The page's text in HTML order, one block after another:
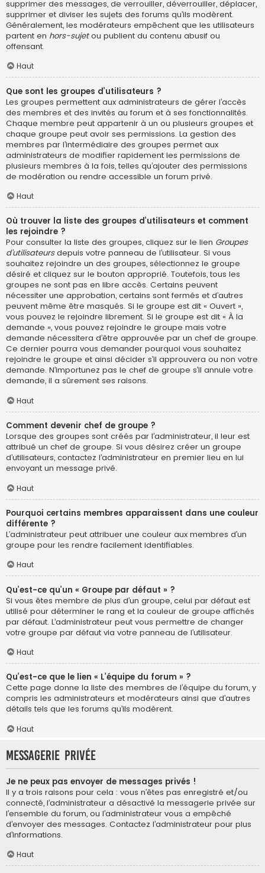
supprimer des messages, de verrouiller, déverrouiller, déplacer,
supprimer et diviser les sujets des forums qu’ils modèrent.
Généralement, les modérateurs empêchent que les utilisateurs
partent en hors-sujetou publient du contenu abusif ou
offensant.
Haut
Que sont les groupes d’utilisateurs ?
Les groupes permettent aux administrateurs de gérer l’accès
des membres et des invités au forum et à ses fonctionnalités.
Chaque membre peut appartenir à un ou plusieurs groupes et
chaque groupe peut avoir ses permissions. La gestion des
membres par l’intermédiaire des groupes permet aux
administrateurs de modifier rapidement les permissions de
plusieurs membres à la fois, telles qu’ajouter des permissions
de modération ou rendre accessible un forum privé.
Haut
Où trouver la liste des groupes d’utilisateurs et comment
les rejoindre ?
Pour consulter la liste des groupes, cliquez sur le lien Groupes
d’utilisateursdepuis votre panneau de l’utilisateur. Si vous
souhaitez rejoindre un des groupes, sélectionnez le groupe
désiré et cliquez sur le bouton approprié. Toutefois, tous les
groupes ne sont pas en libre accès. Certains peuvent
nécessiter une approbation, certains sont fermés et d’autres
peuvent même être masqués. Si le groupe est dit « Ouvert »,
vous pouvez le rejoindre librement. Si le groupe est dit « À la
demande », vous pouvez rejoindre le groupe mais votre
demande nécessitera d’être approuvée par un chef de groupe.
Ce dernier pourra vous demander pourquoi vous souhaitez
rejoindre le groupe et ainsi décider s’il approuvera ou non votre
demande. N’importunez pas le chef de groupe s’il annule votre
demande, il a sûrement ses raisons.
Haut
Comment devenir chef de groupe ?
Lorsque des groupes sont créés par l’administrateur, il leur est
attribué un chef de groupe. Si vous désirez créer un groupe
d’utilisateurs, contactez l’administrateur en premier lieu en lui
envoyant un message privé.
Haut
Pourquoi certains membres apparaissent dans une couleur
différente ?
L’administrateur peut attribuer une couleur aux membres d’un
groupe pour les rendre facilement identifiables.
Haut
Qu’est-ce qu’un « Groupe par défaut » ?
Si vous êtes membre de plus d’un groupe, celui par défaut est
utilisé pour déterminer le rang et la couleur de groupe affichés
par défaut. L’administrateur peut vous permettre de changer
votre groupe par défaut via votre panneau de l’utilisateur.
Haut
Qu’est-ce que le lien « L’équipe du forum » ?
Cette page donne la liste des membres de l’équipe du forum, y
compris les administrateurs et modérateurs ainsi que d’autres
détails tels que les forums qu’ils modèrent.
Haut
Messagerie privée
Je ne peux pas envoyer de messages privés !
Il y a trois raisons pour cela : vous n’êtes pas enregistré et/ou
connecté, l’administrateur a désactivé la messagerie privée sur
l’ensemble du forum, ou l’administrateur vous a empêché
d’envoyer des messages. Contactez l’administrateur pour plus
d’informations.
Haut